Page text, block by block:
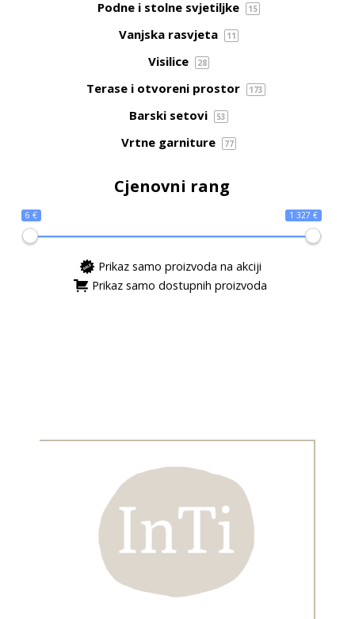
Podne i stolne svjetiljke 15
Vanjska rasvjeta 11
Visilice 28
Terase i otvoreni prostor 173
Barski setovi 53
Vrtne garniture 77
Cjenovni rang
6 € 1 327 €
Prikaz samo proizvoda na akciji
Prikaz samo dostupnih proizvoda